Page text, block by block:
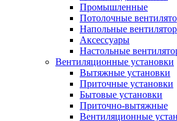
Промышленные
Потолочные
Напольные
Аксессуары
Настольные
Вентиляционные установки
Вытяжные установки
Приточные установки
Бытовые установки
Приточно-вытяжные
Вентиляционные